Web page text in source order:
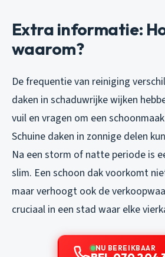
Extra informatie:
waarom?
De frequentie van reiniging
daken in schaduwrijke wijken
vuil en vragen om een
Schuine daken in zonnige delen
Na een storm of natte periode is
slim. Een schoon dak voorkomt
maar verhoogt ook de
cruciaal in een stad waar elke
NU BEREIKBAAR